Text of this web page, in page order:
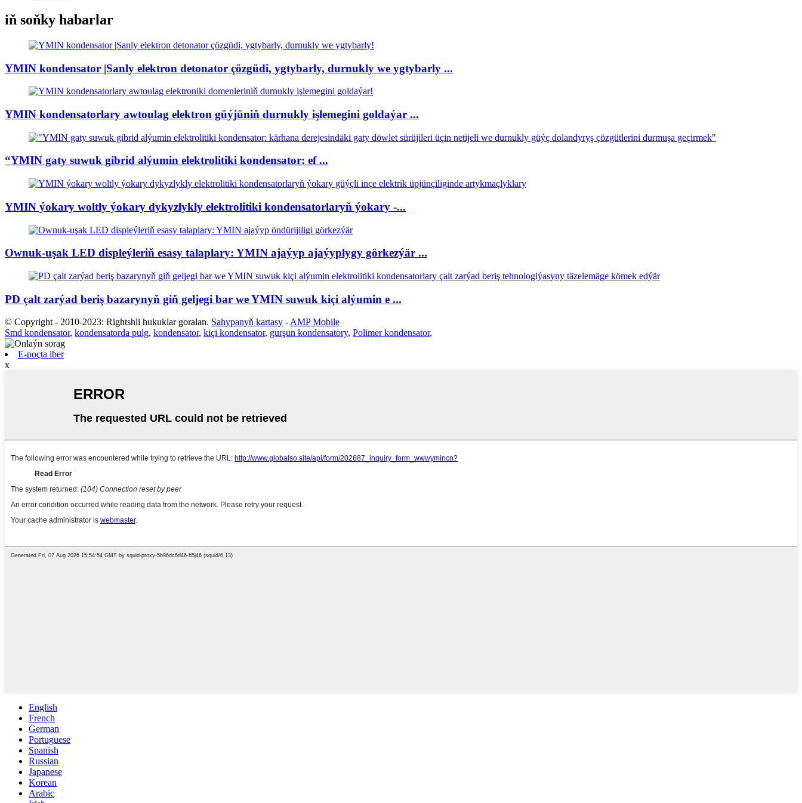
iň soňky habarlar
YMIN kondensator |Sanly elektron detonator çözgüdi, ygtybarly, durnukly we ygtybarly ...
YMIN kondensatorlary awtoulag elektron güýjüniň durnukly işlemegini goldaýar ...
“YMIN gaty suwuk gibrid alýumin elektrolitiki kondensator: ef ...
YMIN ýokary woltly ýokary dykyzlykly elektrolitiki kondensatorlaryň ýokary -...
Ownuk-uşak LED displeýleriň esasy talaplary: YMIN ajaýyp ajaýyplygy görkezýär ...
PD çalt zarýad beriş bazarynyň giň geljegi bar we YMIN suwuk kiçi alýumin e ...
© Copyright - 2010-2023: Rightshli hukuklar goralan. Sahypanyň kartasy -AMP Mobile
Smd kondensator, kondensatorda pulg, kondensator, kiçi kondensator, gurşun kondensatory, Polimer kondensator,
E-poçta iber
x
English
French
German
Portuguese
Spanish
Russian
Japanese
Korean
Arabic